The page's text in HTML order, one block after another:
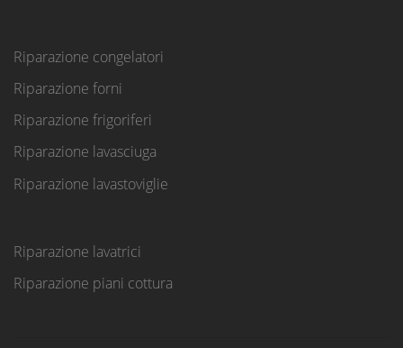
Riparazione congelatori
Riparazione forni
Riparazione frigoriferi
Riparazione lavasciuga
Riparazione lavastoviglie
Riparazione lavatrici
Riparazione piani cottura